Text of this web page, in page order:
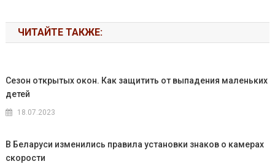
ЧИТАЙТЕ ТАКЖЕ:
Сезон открытых окон. Как защитить от выпадения маленьких
детей
18.07.2023
В Беларуси изменились правила установки знаков о камерах
скорости